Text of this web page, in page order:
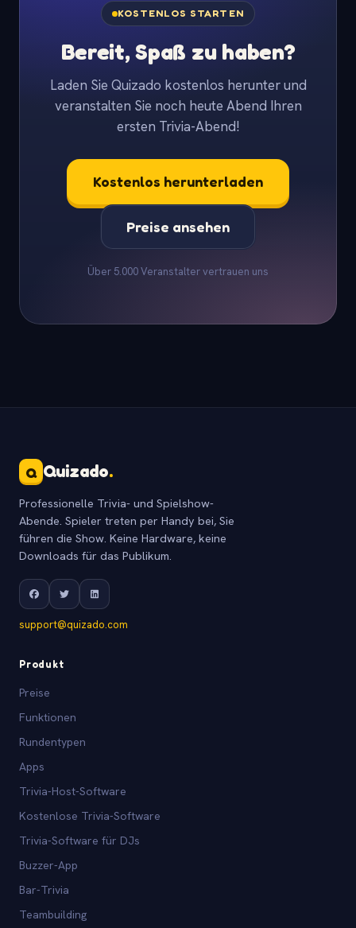
KOSTENLOS STARTEN
Bereit, Spaß zu haben?
Laden Sie Quizado kostenlos herunter und
veranstalten Sie noch heute Abend Ihren
ersten Trivia-Abend!
Kostenlos herunterladen
Preise ansehen
Über 5.000 Veranstalter vertrauen uns
Q Quizado.
Professionelle Trivia- und Spielshow-
Abende. Spieler treten per Handy bei, Sie
führen die Show. Keine Hardware, keine
Downloads für das Publikum.
support@quizado.com
Produkt
Preise
Funktionen
Rundentypen
Apps
Trivia-Host-Software
Kostenlose Trivia-Software
Trivia-Software für DJs
Buzzer-App
Bar-Trivia
Teambuilding